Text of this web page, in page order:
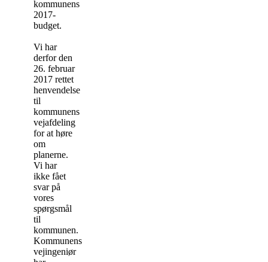
kommunens
2017-
budget.
Vi har
derfor den
26. februar
2017 rettet
henvendelse
til
kommunens
vejafdeling
for at høre
om
planerne.
Vi har
ikke fået
svar på
vores
spørgsmål
til
kommunen.
Kommunens
vejingeniør